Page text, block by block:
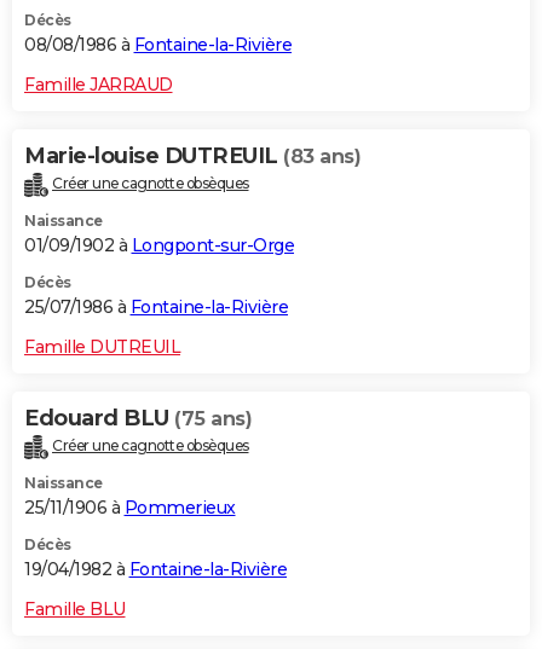
Décès
08/08/1986 à Fontaine-la-Rivière
Famille JARRAUD
Marie-louise DUTREUIL (83 ans)
Créer une cagnotte obsèques
Naissance
01/09/1902 à Longpont-sur-Orge
Décès
25/07/1986 à Fontaine-la-Rivière
Famille DUTREUIL
Edouard BLU (75 ans)
Créer une cagnotte obsèques
Naissance
25/11/1906 à Pommerieux
Décès
19/04/1982 à Fontaine-la-Rivière
Famille BLU